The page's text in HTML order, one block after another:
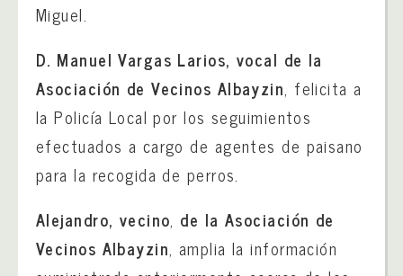
Miguel.
D. Manuel Vargas Larios, vocal de la
Asociación de Vecinos Albayzin, felicita a
la Policía Local por los seguimientos
efectuados a cargo de agentes de paisano
para la recogida de perros.
Alejandro, vecino, de la Asociación de
Vecinos Albayzin, amplia la información